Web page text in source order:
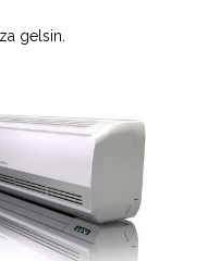
gelsin.